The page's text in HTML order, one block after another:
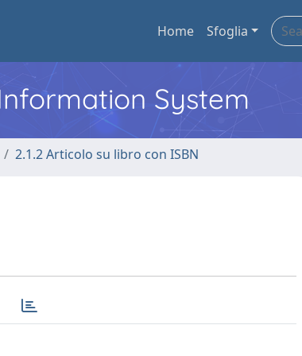
Home Sfoglia
System
2.1.2 Articolo su libro con ISBN